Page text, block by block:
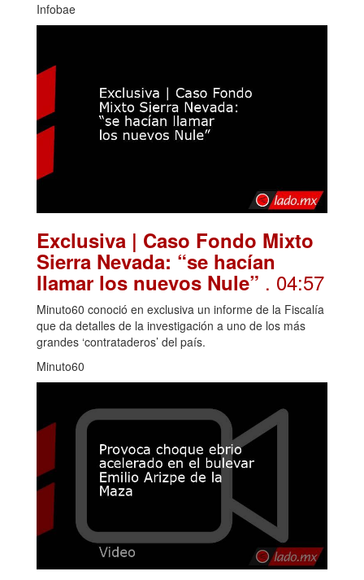
Infobae
Exclusiva | Caso Fondo Mixto
Sierra Nevada: “se hacían
llamar los nuevos Nule” . 04:57
Minuto60 conoció en exclusiva un informe de la Fiscalía
que da detalles de la investigación a uno de los más
grandes ‘contrataderos’ del país.
Minuto60